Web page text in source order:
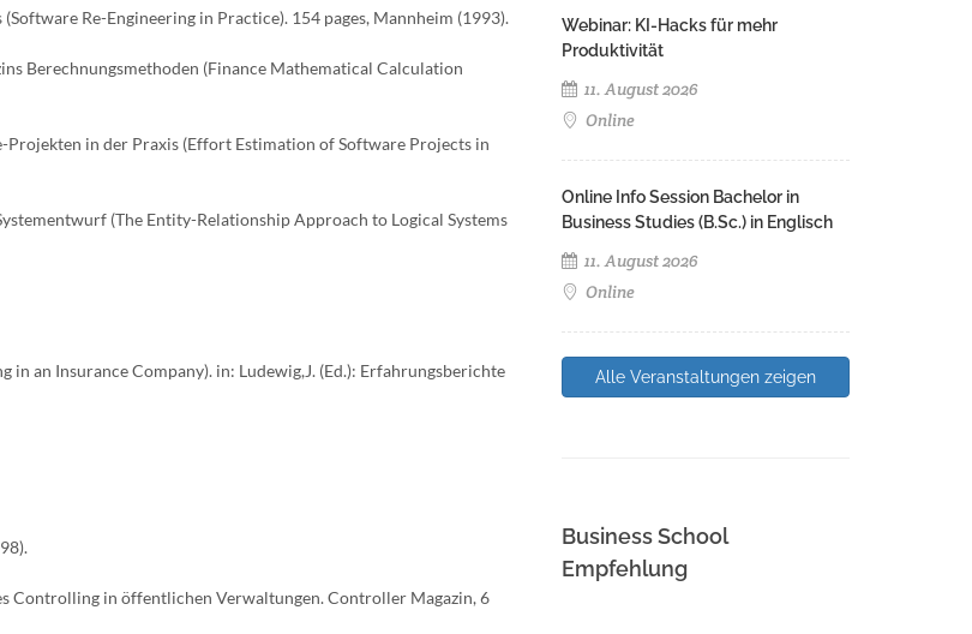
Re-Engineering in Practice). 154 pages, Mannheim (1993).
Berechnungsmethoden (Finance Mathematical Calculation
Projekten in der Praxis (Effort Estimation of Software Projects in
(The Entity-Relationship Approach to Logical Systems
an Insurance Company). in: Ludewig,J. (Ed.): Erfahrungsberichte
Controlling in öffentlichen Verwaltungen. Controller Magazin, 6
Webinar: KI-Hacks für mehr
Produktivität
11. August 2026
Online
Online Info Session Bachelor in
Business Studies (B.Sc.) in Englisch
11. August 2026
Online
Alle Veranstaltungen zeigen
Business School
Empfehlung